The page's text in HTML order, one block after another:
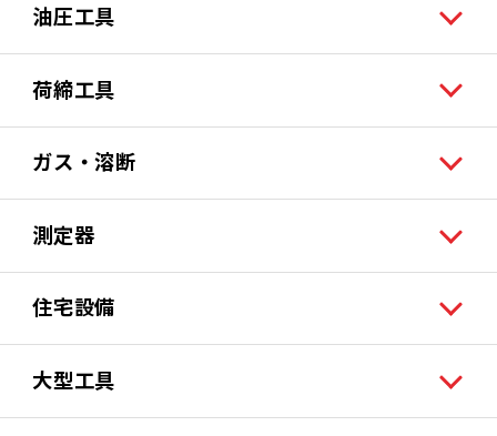
油圧工具
荷締工具
ガス・溶断
測定器
住宅設備
大型工具